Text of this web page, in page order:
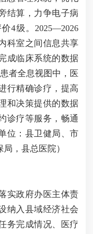
结算，力争电子病
4级。2025—2026
科室之间信息共享
成临床系统的数据
者全息视图中，医
行精确诊疗，提高
和决策提供的数据
诊疗等服务，畅通
位：县卫健局、市
，县总医院）
政府办医主体责
纳入县域经济社会
务完成情况、医疗